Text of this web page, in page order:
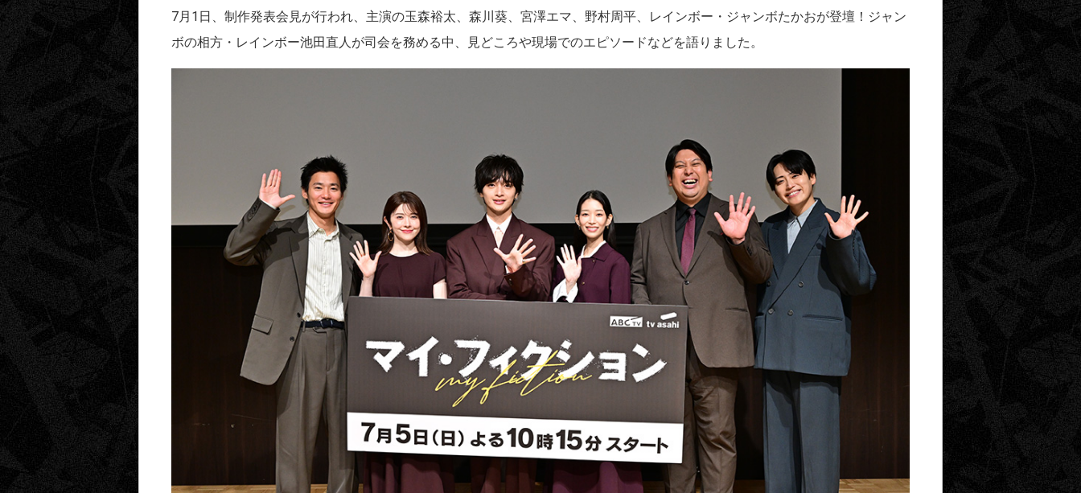
7月1日、制作発表会見が行われ、主演の玉森裕太、森川葵、宮澤エマ、野村周平、レインボー・ジャンボたかおが登壇！ジャン
ボの相方・レインボー池田直人が司会を務める中、見どころや現場でのエピソードなどを語りました。